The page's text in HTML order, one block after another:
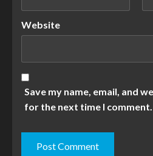
Website
Save my name, email, and
for the next time I comment.